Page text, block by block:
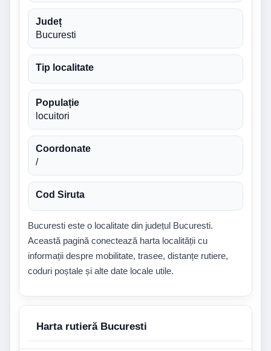
Județ
Bucuresti
Tip localitate
Populație
locuitori
Coordonate
/
Cod Siruta
Bucuresti este o localitate din județul Bucuresti.
Această pagină conectează harta localității cu
informații despre mobilitate, trasee, distanțe rutiere,
coduri poștale și alte date locale utile.
Harta rutieră Bucuresti